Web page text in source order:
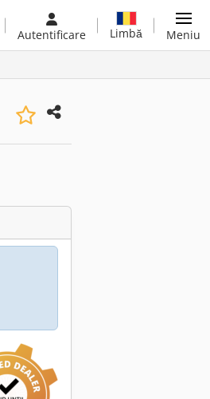
Autentificare Limbă Meniu